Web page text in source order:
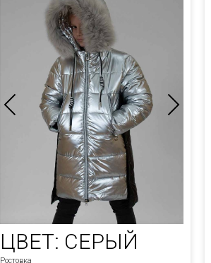
ЦВЕТ: СЕРЫЙ
Ростовка